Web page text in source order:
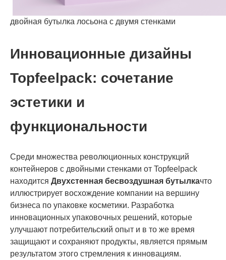
двойная бутылка лосьона с двумя стенками
Инновационные дизайны
Topfeelpack: сочетание
эстетики и
функциональности
Среди множества революционных конструкций
контейнеров с двойными стенками от Topfeelpack
находится Двухстенная бесвоздушная бутылкачто
иллюстрирует восхождение компании на вершину
бизнеса по упаковке косметики. Разработка
инновационных упаковочных решений, которые
улучшают потребительский опыт и в то же время
защищают и сохраняют продукты, является прямым
результатом этого стремления к инновациям.